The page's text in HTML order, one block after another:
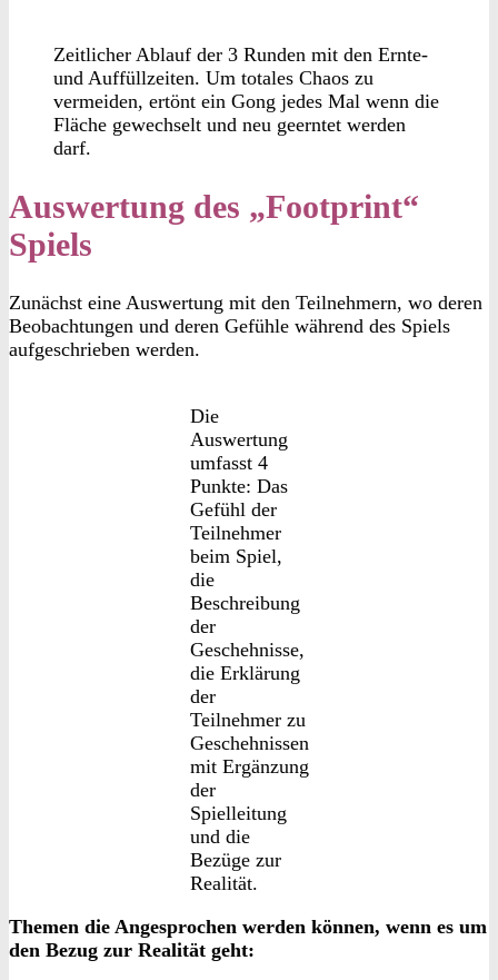
Zeitlicher Ablauf der 3 Runden mit den Ernte-
und Auffüllzeiten. Um totales Chaos zu
vermeiden, ertönt ein Gong jedes Mal wenn die
Fläche gewechselt und neu geerntet werden
darf.
Auswertung des „Footprint“
Spiels
Zunächst eine Auswertung mit den Teilnehmern, wo deren
Beobachtungen und deren Gefühle während des Spiels
aufgeschrieben werden.
Die
Auswertung
umfasst 4
Punkte: Das
Gefühl der
Teilnehmer
beim Spiel,
die
Beschreibung
der
Geschehnisse,
die Erklärung
der
Teilnehmer zu
Geschehnissen
mit Ergänzung
der
Spielleitung
und die
Bezüge zur
Realität.
Themen die Angesprochen werden können, wenn es um
den Bezug zur Realität geht: